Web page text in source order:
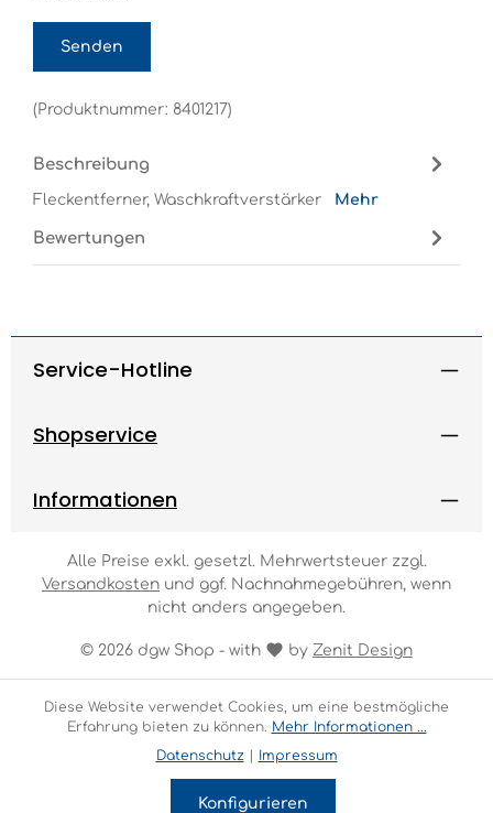
Senden
(Produktnummer: 8401217)
Beschreibung
Fleckentferner, Waschkraftverstärker Mehr
Bewertungen
Service-Hotline
Shopservice
Informationen
© 2026 dgw Shop - with by Zenit Design
Alle Preise exkl. gesetzl. Mehrwertsteuer zzgl.
Versandkosten und ggf. Nachnahmegebühren, wenn
nicht anders angegeben.
Diese Website verwendet Cookies, um eine bestmögliche
Erfahrung bieten zu können. Mehr Informationen ...
Datenschutz| Impressum
Konfigurieren